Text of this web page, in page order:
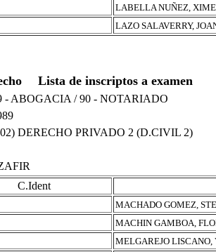
LABELLA NUÑEZ,
LAZO SALAVERRY,
Lista de inscriptos a examen
- ABOGACIA / 90 - NOTARIADO
DERECHO PRIVADO 2 (D.CIVIL 2)
C.Ident
MACHADO GOMEZ,
MACHIN GAMBOA,
MELGAREJO